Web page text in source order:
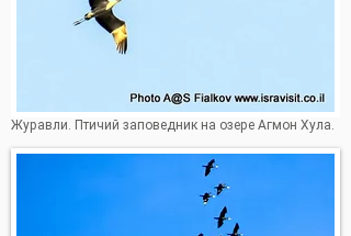
Журавли. Птичий заповедник на озере Агмон Хула.